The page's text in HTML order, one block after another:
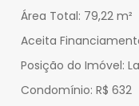
Área Total: 79,22 m²
Aceita
Posição do Imóvel:
Condomínio: R$ 632